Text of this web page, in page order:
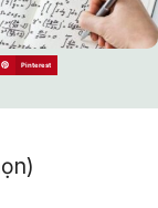
Pinterest